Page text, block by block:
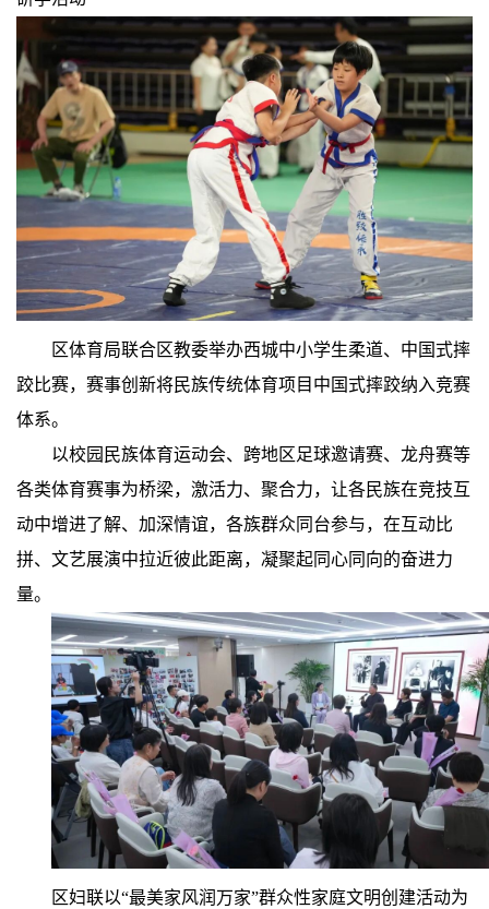
区体育局联合区教委举办西城中小学生柔道、中国式摔
跤比赛，赛事创新将民族传统体育项目中国式摔跤纳入竞赛
体系。
以校园民族体育运动会、跨地区足球邀请赛、龙舟赛等
各类体育赛事为桥梁，激活力、聚合力，让各民族在竞技互
动中增进了解、加深情谊，各族群众同台参与，在互动比
拼、文艺展演中拉近彼此距离，凝聚起同心同向的奋进力
量。
区妇联以“最美家风润万家”群众性家庭文明创建活动为